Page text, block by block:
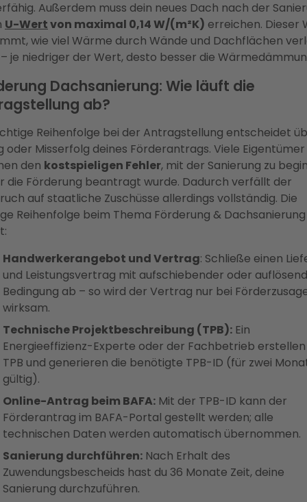
Außerdem muss dein neues Dach nach der
U-Wertvon maximal 0,14 W/(m²K) erreichen. Dieser
wie viel Wärme durch Wände und Dachflächen
je niedriger der Wert, desto besser die
Dachsanierung: Wie läuft die
ab?
Reihenfolge bei der Antragstellung entscheidet
oder Misserfolg deines Förderantrags. Viele Eigentümer
den kostspieligen Fehler, mit der Sanierung zu
die Förderung beantragt wurde. Dadurch verfällt der
auf staatliche Zuschüsse allerdings vollständig. Die
Reihenfolge beim Thema Förderung & Dachsanierung
Handwerkerangebot und Vertrag: Schließe einen
und Leistungsvertrag mit aufschiebender oder
Bedingung ab – so wird der Vertrag nur bei
wirksam.
Technische Projektbeschreibung (TPB): Ein
Energieeffizienz-Experte oder der Fachbetrieb
TPB und generieren die benötigte TPB-ID (für zwei
gültig).
Online-Antrag beim BAFA: Mit der TPB-ID kann der
Förderantrag im BAFA-Portal gestellt werden; alle
technischen Daten werden automatisch übernommen.
Sanierung durchführen: Nach Erhalt des
Zuwendungsbescheids hast du 36 Monate Zeit, deine
Sanierung durchzuführen.